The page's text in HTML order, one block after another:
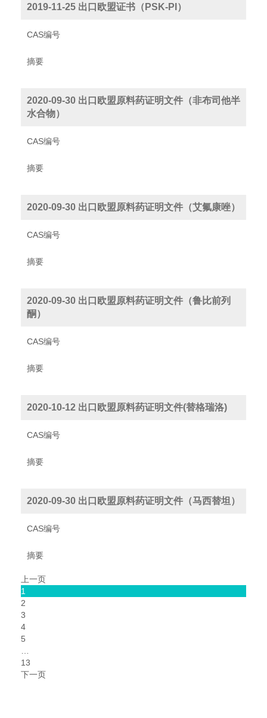
2019-11-25 出口欧盟证书（PSK-PI）
CAS编号
摘要
2020-09-30 出口欧盟原料药证明文件（非布司他半
水合物）
CAS编号
摘要
2020-09-30 出口欧盟原料药证明文件（艾氟康唑）
CAS编号
摘要
2020-09-30 出口欧盟原料药证明文件（鲁比前列
酮）
CAS编号
摘要
2020-10-12 出口欧盟原料药证明文件(替格瑞洛)
CAS编号
摘要
2020-09-30 出口欧盟原料药证明文件（马西替坦）
CAS编号
摘要
上一页
1
2
3
4
5
13
下一页